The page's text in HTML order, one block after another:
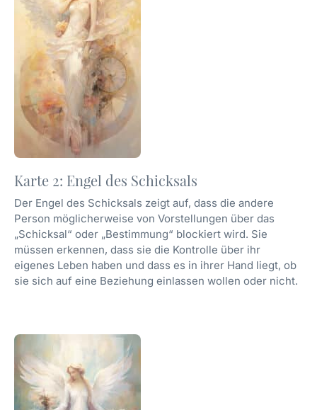
Karte 2: Engel des Schicksals
Der Engel des Schicksals zeigt auf, dass die andere
Person möglicherweise von Vorstellungen über das
„Schicksal“ oder „Bestimmung“ blockiert wird. Sie
müssen erkennen, dass sie die Kontrolle über ihr
eigenes Leben haben und dass es in ihrer Hand liegt, ob
sie sich auf eine Beziehung einlassen wollen oder nicht.